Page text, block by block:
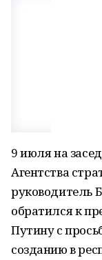
9 июля на
Агентства
руководитель
обратился к
Путину с
созданию в